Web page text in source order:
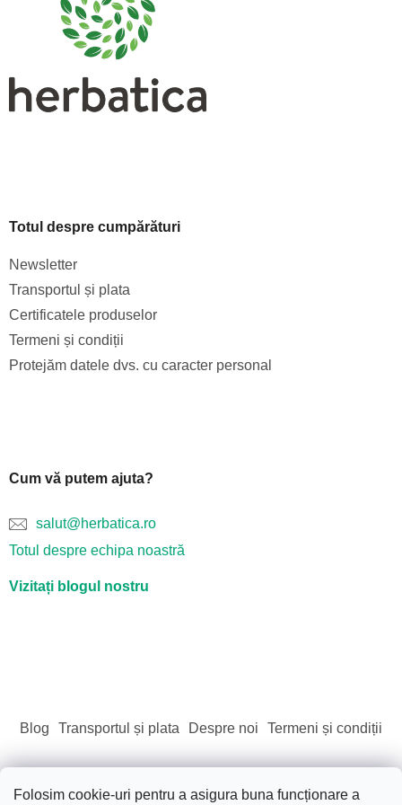
Folosim cookie-uri pentru a asigura buna funcționare a
Totul despre cumpărături
Newsletter
Transportul și plata
Certificatele produselor
Termeni și condiții
Protejăm datele dvs. cu caracter personal
Cum vă putem ajuta?
salut@herbatica.ro
Totul despre echipa noastră
Vizitați blogul nostru
Blog Transportul și plata Despre noi Termeni și condiții